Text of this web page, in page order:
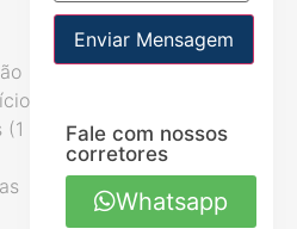
Enviar Mensagem
Fale com nossos
corretores
Whatsapp